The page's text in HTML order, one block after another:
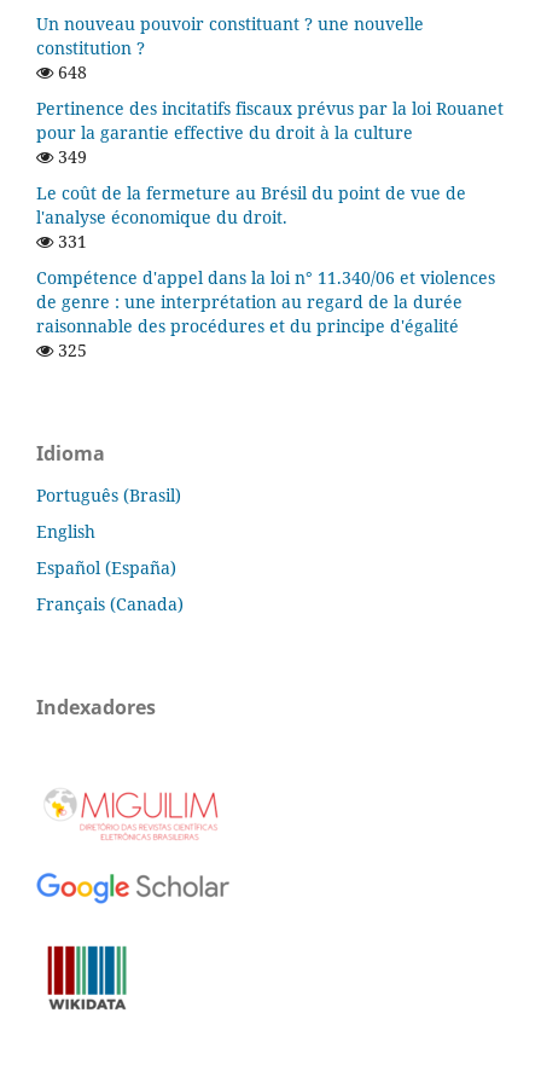
Un nouveau pouvoir constituant ? une nouvelle
constitution ?
648
Pertinence des incitatifs fiscaux prévus par la loi Rouanet
pour la garantie effective du droit à la culture
349
Le coût de la fermeture au Brésil du point de vue de
l'analyse économique du droit.
331
Compétence d'appel dans la loi n° 11.340/06 et violences
de genre : une interprétation au regard de la durée
raisonnable des procédures et du principe d'égalité
325
Idioma
Português (Brasil)
English
Español (España)
Français (Canada)
Indexadores